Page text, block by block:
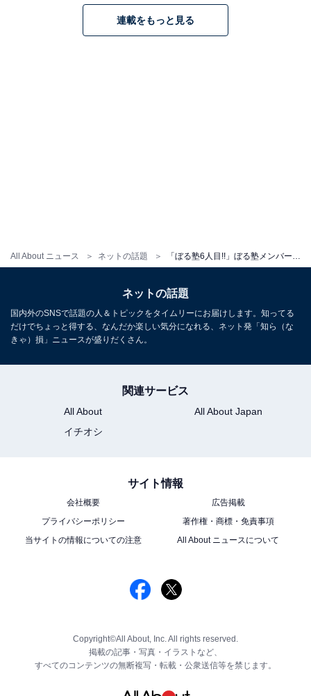
All About ニュース ネットの話題
連載をもっと見る
ネットの話題
国内外のSNSで話題の人＆トピックをタイムリーにお届けします。知ってる
だけでちょっと得する、なんだか楽しい気分になれる、ネット発「知ら（な
きゃ）損」ニュースが盛りだくさん。
関連サービス
All About
All About Japan
イチオシ
サイト情報
会社概要
広告掲載
プライバシーポリシー
著作権・商標・免責事項
当サイトの情報についての注意
All About ニュースについて
Copyright©All About, Inc. All rights reserved.
掲載の記事・写真・イラストなど、
すべてのコンテンツの無断複写・転載・公衆送信等を禁じます。